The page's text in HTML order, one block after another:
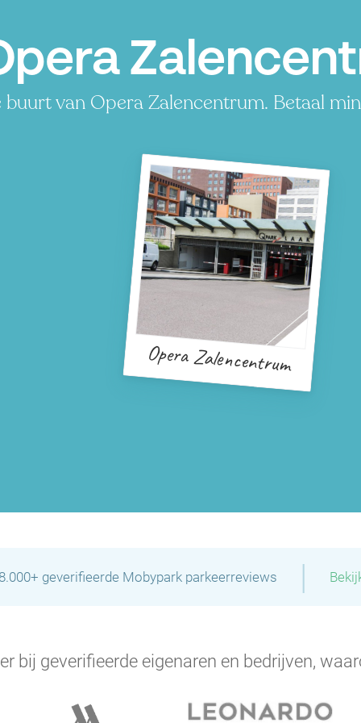
van Opera Zalencentrum. Betaal
Opera Zalencentrum
geverifieerde Mobypark parkeerreviews |
bij geverifieerde eigenaren en bedrijven,
P
P
P